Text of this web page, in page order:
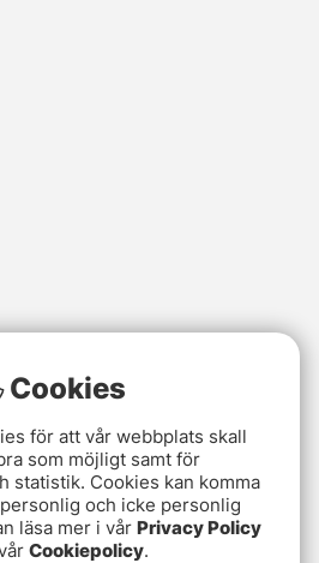
Cookies
för att vår webbplats skall
som möjligt samt för
statistik. Cookies kan komma
och icke personlig
läsa mer i vår Privacy Policy
Cookiepolicy.